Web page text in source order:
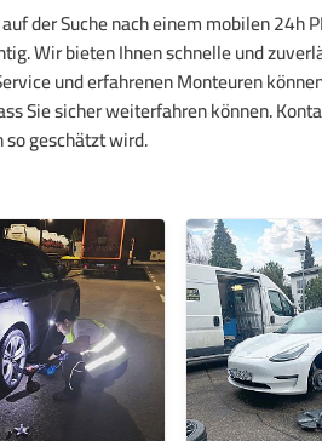
der Suche nach einem mobilen 24h
Wir bieten Ihnen schnelle und
und erfahrenen Monteuren
Sie sicher weiterfahren können.
geschätzt wird.